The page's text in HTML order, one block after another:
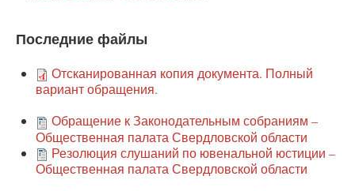
Последние файлы
Отсканированная копия документа. Полный
вариант обращения.
Обращение к Законодательным собраниям –
Общественная палата Свердловской области
Резолюция слушаний по ювенальной юстиции –
Общественная палата Свердловской области